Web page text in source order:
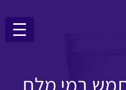
במי מלח